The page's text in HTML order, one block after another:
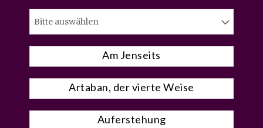
Bitte auswählen
Am Jenseits
Artaban, der vierte Weise
Auferstehung